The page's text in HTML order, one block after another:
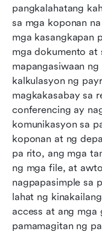
pangkalahatang
sa mga koponan
mga kasangkapan
mga dokumento at
mapangasiwaan
kalkulasyon ng
magkakasabay sa
conferencing ay
komunikasyon sa
koponan at ng
pa rito, ang mga
ng mga file, at
nagpapasimple sa
lahat ng
access at ang mga
pamamagitan ng